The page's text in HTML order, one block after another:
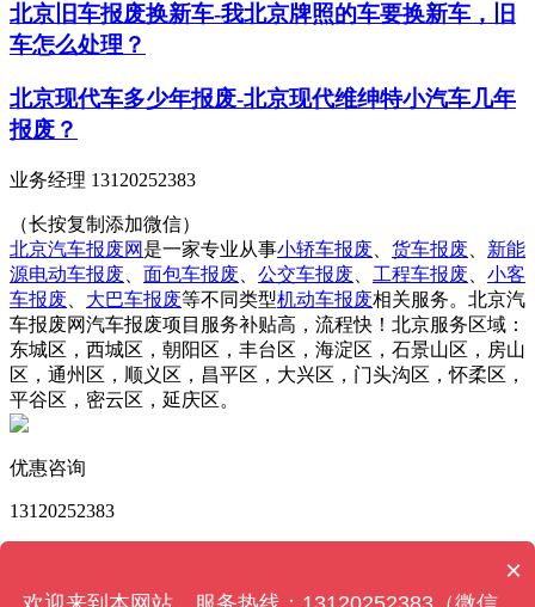
北京旧车报废换新车-我北京牌照的车要换新车，旧
车怎么处理？
北京现代车多少年报废-北京现代维绅特小汽车几年
报废？
业务经理 13120252383
（长按复制添加微信）
北京汽车报废网 是一家专业从事小轿车报废 货车报废
新能
源电动车报废
面包车报废 公交车报废 工程车报废
小客
车报废
大巴车报废等不同类型机动车报废相关服务。北京汽
车报废网汽车报废项目服务补贴高，流程快！北京服务区域：
东城区，西城区，朝阳区，丰台区，海淀区，石景山区，房山
区，通州区，顺义区，昌平区，大兴区，门头沟区，怀柔区，
平谷区，密云区，延庆区。
优惠咨询
13120252383
×